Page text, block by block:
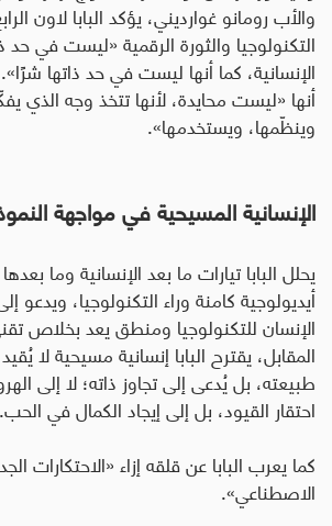
والأب رومانو غوارديني، يؤكد البابا لاون
التكنولوجيا والثورة الرقمية «ليست في حد
الإنسانية، كما أنها ليست في حد ذاتها
أنها «ليست محايدة، لأنها تتخذ وجه الذي
وينظّمها، ويستخدمها».
الإنسانية المسيحية في مواجهة
يحلل البابا تيارات ما بعد الإنسانية وما
أيديولوجية كامنة وراء التكنولوجيا، ويدعو
الإنسان للتكنولوجيا ومنطق يعد بخلاص
المقابل، يقترح البابا إنسانية مسيحية لا
طبيعته، بل يُدعى إلى تجاوز ذاته؛ لا إلى
احتقار القيود، بل إلى إيجاد الكمال في الحب.
كما يعرب البابا عن قلقه إزاء «الاحتكارات
الاصطناعي».